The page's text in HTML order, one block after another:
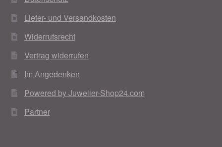
Liefer- und Versandkosten
Widerrufsrecht
Vertrag widerrufen
Im Angedenken
Powered by Juwelier-Shop24.com
Partner